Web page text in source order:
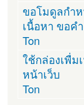
ขอโมดูลกำ
เนื้อหา ขอค
Ton
ใช้กล่องเพื่ม
หน้าเว็บ
Ton